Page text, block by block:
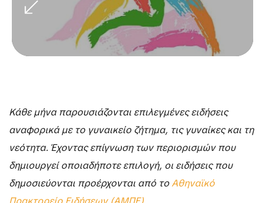
Κάθε μήνα παρουσιάζονται επιλεγμένες ειδήσεις
αναφορικά με το γυναικείο ζήτημα, τις γυναίκες και τη
νεότητα. Έχοντας επίγνωση των περιορισμών που
δημιουργεί οποιαδήποτε επιλογή, οι ειδήσεις που
δημοσιεύονται προέρχονται από τοΑθηναϊκό